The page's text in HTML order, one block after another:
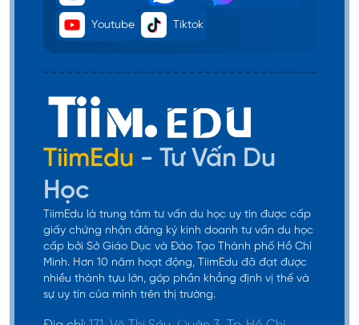
Không có IELTS thì du học Úc
được không?
Youtube Tiktok
TiimEdu - Tư Vấn Du
Học
TiimEdu là trung tâm tư vấn du học uy tín được cấp
giấy chứng nhận đăng ký kinh doanh tư vấn du học
cấp bởi Sở Giáo Dục và Đào Tạo Thành phố Hồ Chí
Minh. Hơn 10 năm hoạt động, TiimEdu đã đạt được
nhiều thành tựu lớn, góp phần khẳng định vị thế và
sự uy tín của mình trên thị trường.